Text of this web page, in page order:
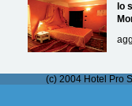
lo
(c) 2004 Hotel Pro